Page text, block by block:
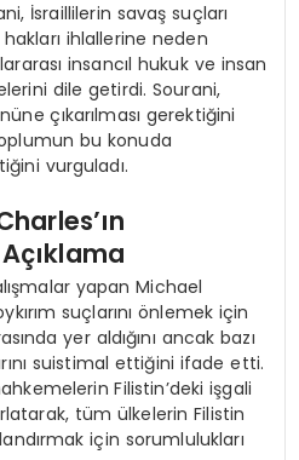
İsraillilerin savaş suçları
ihlallerine neden
insancıl hukuk ve insan
dile getirdi. Sourani,
çıkarılması gerektiğini
bu konuda
vurguladı.
yapan Michael
suçlarını önlemek için
yer aldığını ancak bazı
suistimal ettiğini ifade etti.
Filistin’deki işgali
tüm ülkelerin Filistin
için sorumlulukları